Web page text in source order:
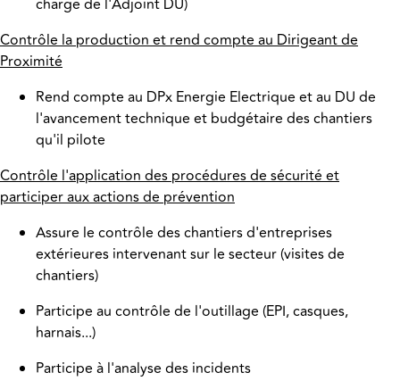
charge de l'Adjoint DU)
Contrôle la production et rend compte au Dirigeant de
Proximité
Rend compte au DPx Energie Electrique et au DU de
l'avancement technique et budgétaire des chantiers
qu'il pilote
Contrôle l'application des procédures de sécurité et
participer aux actions de prévention
Assure le contrôle des chantiers d'entreprises
extérieures intervenant sur le secteur (visites de
chantiers)
Participe au contrôle de l'outillage (EPI, casques,
harnais...)
Participe à l'analyse des incidents